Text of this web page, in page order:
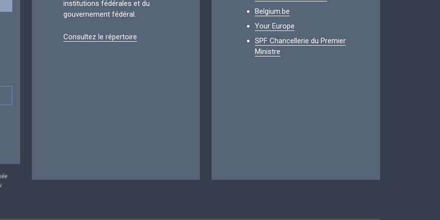
institutions fédérales et du
gouvernement fédéral.
Consultez le répertoire
Belgium.be
Your Europe
SPF Chancellerie du Premier
Ministre